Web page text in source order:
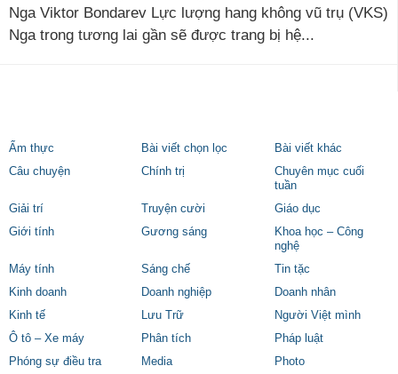
Nga Viktor Bondarev Lực lượng hang không vũ trụ (VKS)
Nga trong tương lai gần sẽ được trang bị hệ...
Ẩm thực Bài viết chọn lọc
Bài viết khác
Câu chuyện
Chính trị
Chuyên mục cuối
tuần
Giải trí
Truyện cười
Giáo dục
Giới tính
Gương sáng
Khoa học – Công
nghệ
Máy tính
Sáng chế
Tin tặc
Kinh doanh
Doanh nghiệp
Doanh nhân
Kinh tế
Lưu Trữ
Người Việt mình
Ô tô – Xe máy
Phân tích
Pháp luật
Phóng sự điều tra
Media
Photo